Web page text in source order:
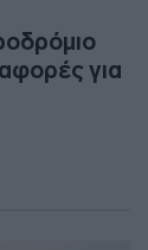
για